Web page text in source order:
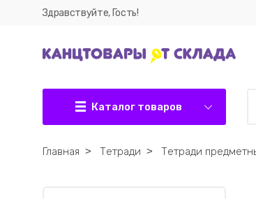
Здравствуйте, Гость!
Каталог товаров
Главная ˃ Тетради ˃ Тетради